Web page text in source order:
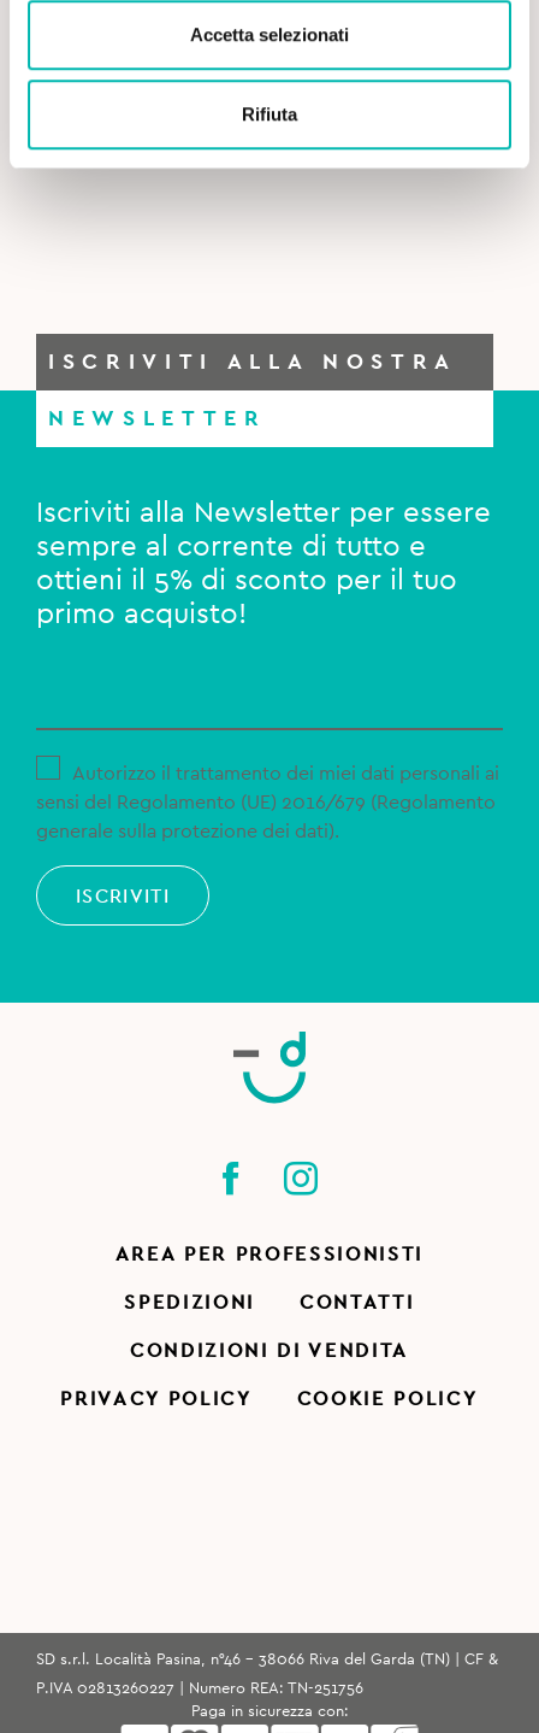
Accetta selezionati
Rifiuta
€
price
price
Curasept Filo Interdentale Classico Cerato Nero – 50
m
ISCRIVITI ALLA NOSTRA
NEWSLETTER
Iscriviti alla Newsletter per essere
sempre al corrente di tutto e
ottieni il 5% di sconto per il tuo
primo acquisto!
Autorizzo il trattamento dei miei dati personali ai
sensi del Regolamento (UE) 2016/679 (Regolamento
generale sulla protezione dei dati).
ISCRIVITI
AREA PER PROFESSIONISTI
SPEDIZIONI CONTATTI
CONDIZIONI DI VENDITA
PRIVACY POLICY COOKIE POLICY
SD s.r.l. Località Pasina, n°46 - 38066 Riva del Garda (TN) | CF &
P.IVA 02813260227 | Numero REA: TN-251756
Paga in sicurezza con: